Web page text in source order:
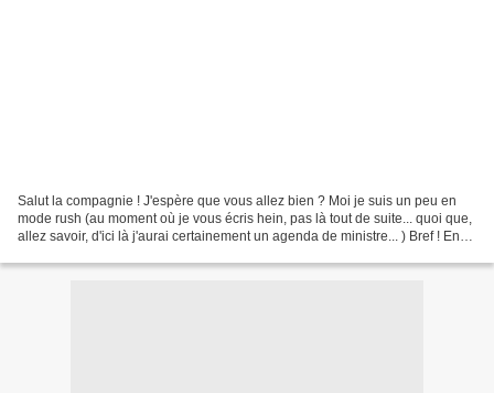
Salut la compagnie ! J'espère que vous allez bien ? Moi je suis un peu en
mode rush (au moment où je vous écris hein, pas là tout de suite... quoi que,
allez savoir, d'ici là j'aurai certainement un agenda de ministre... ) Bref ! En